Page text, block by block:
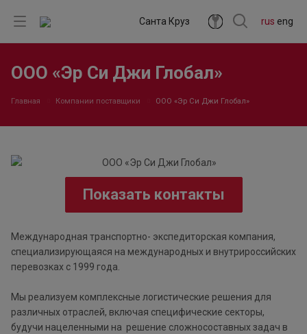
rus eng
Санта Круз
ООО «Эр Си Джи Глобал»
Главная Компании поставщики ООО «Эр Си Джи Глобал»
Показать контакты
Международная транспортно- экспедиторская компания,
специализирующаяся на международных и внутрироссийских
перевозках с 1999 года.
Мы реализуем комплексные логистические решения для
различных отраслей, включая специфические секторы,
будучи нацеленными на решение сложносоставных задач в